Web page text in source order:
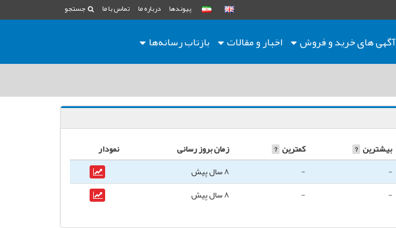
پیوندها درباره ما تماس با ما جستجو
آگهی های خرید و فروش اخبار و مقالات بازتاب رسانه‌ها
بیشترین ? کمترین ? زمان بروز رسانی
نمودار
-
-
8 سال پیش
-
- 8 سال پیش